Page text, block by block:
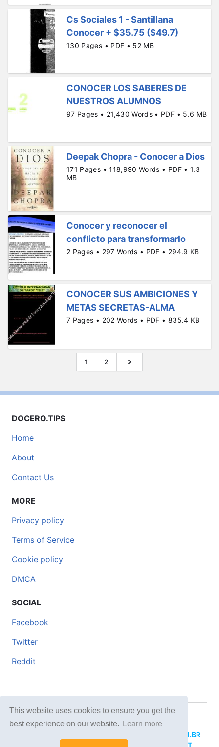
This website uses cookies to ensure you get the
best experience on our website.
Learn more
Cs Sociales 1 - Santillana
Conocer + $35.75 ($49.7)
130 Pages • PDF • 52 MB
CONOCER LOS SABERES DE
NUESTROS ALUMNOS
97 Pages • 21,430 Words • PDF • 5.6 MB
Deepak Chopra - Conocer a Dios
171 Pages • 118,990 Words • PDF • 1.3
MB
Conocer y reconocer el
conflicto para transformarlo
2 Pages • 297 Words • PDF • 294.9 KB
CONOCER SUS AMBICIONES Y
METAS SECRETAS-ALMA
7 Pages • 202 Words • PDF • 835.4 KB
1 2
DOCERO.TIPS
Home
About
Contact Us
MORE
Privacy policy
Terms of Service
Cookie policy
DMCA
SOCIAL
Facebook
Twitter
Reddit
© 2026 DOCERO.TIPS
DOCERI.COM.BR
DOCERO.PL DOCERO.NET